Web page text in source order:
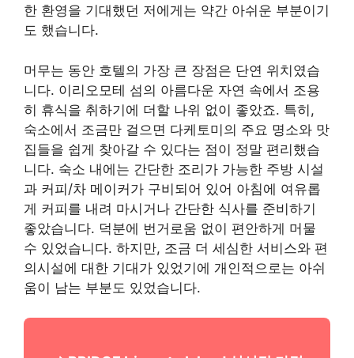
한 환영을 기대했던 저에게는 약간 아쉬운 부분이기
도 했습니다.
머무는 동안 호텔의 가장 큰 장점은 단연 위치였습
니다. 이리오모테 섬의 아름다운 자연 속에서 조용
히 휴식을 취하기에 더할 나위 없이 좋았죠. 특히,
숙소에서 조금만 걸으면 다케토미의 주요 명소와 맛
집들을 쉽게 찾아갈 수 있다는 점이 정말 편리했습
니다. 숙소 내에는 간단한 조리가 가능한 주방 시설
과 커피/차 메이커가 구비되어 있어 아침에 여유롭
게 커피를 내려 마시거나 간단한 식사를 준비하기
좋았습니다. 덕분에 번거로움 없이 편안하게 머물
수 있었습니다. 하지만, 조금 더 세심한 서비스와 편
의시설에 대한 기대가 있었기에 개인적으로는 아쉬
움이 남는 부분도 있었습니다.